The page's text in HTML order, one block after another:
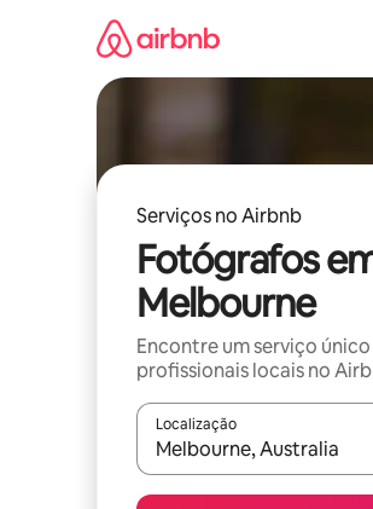
Serviços no Airbnb
Fotógrafos
Melbourne
Encontre um serviço
profissionais locais no
Localização
Quando os resultados